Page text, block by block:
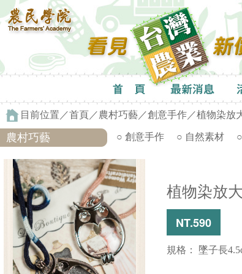
目前位置／首頁／ 農村巧藝 ／創意手作／植物染放
農村巧藝 ○ 創意手作 ○ 自然素材
植物染放
NT.590
規格： 墜子長